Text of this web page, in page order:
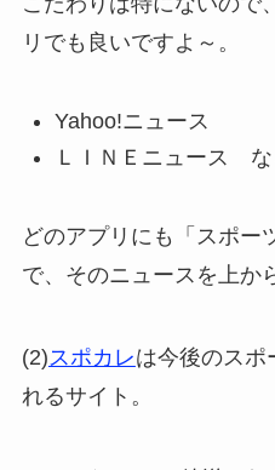
リでも良いですよ～。
Yahoo!ニュース
ＬＩＮＥニュース な
どのアプリにも「スポー
で、そのニュースを上か
(2)スポカレは今後のスポ
れるサイト。